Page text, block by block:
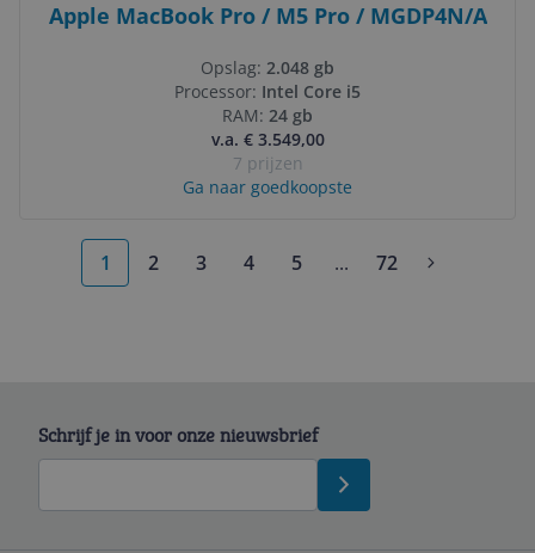
Apple MacBook Pro / M5 Pro / MGDP4N/A
Opslag: 2.048 gb
Processor: Intel Core i5
RAM: 24 gb
v.a. € 3.549,00
7 prijzen
Ga naar goedkoopste
1 2 3 4 5 ...More pages
72
Schrijf je in voor onze nieuwsbrief